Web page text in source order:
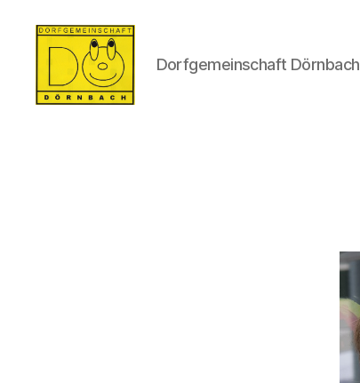
Dorfgemeinschaft Dörnbach